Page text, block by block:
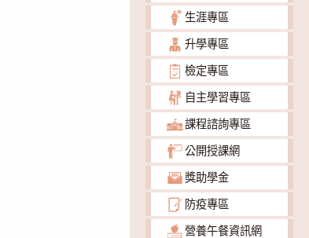
生涯專區
升學專區
檢定專區
自主學習專區
課程諮詢專區
公開授課網
獎助學金
防疫專區
營養午餐資訊網